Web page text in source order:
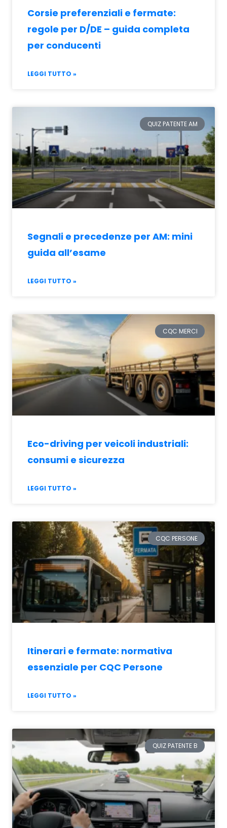
Corsie preferenziali e fermate:
regole per D/DE – guida completa
per conducenti
LEGGI TUTTO »
QUIZ PATENTE AM
Segnali e precedenze per AM: mini
guida all’esame
LEGGI TUTTO »
CQC MERCI
Eco-driving per veicoli industriali:
consumi e sicurezza
LEGGI TUTTO »
CQC PERSONE
Itinerari e fermate: normativa
essenziale per CQC Persone
LEGGI TUTTO »
QUIZ PATENTE B